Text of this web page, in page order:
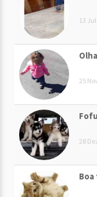
13 Jul
25
28